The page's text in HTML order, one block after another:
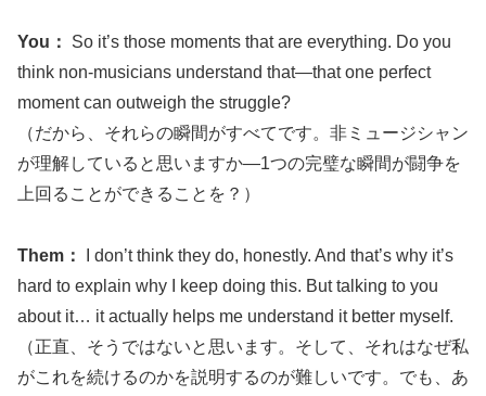
You：
So it’s those moments that are everything. Do you
think non-musicians understand that—that one perfect
moment can outweigh the struggle?
（だから、それらの瞬間がすべてです。非ミュージシャン
が理解していると思いますか—1つの完璧な瞬間が闘争を
上回ることができることを？）
Them：
I don’t think they do, honestly. And that’s why it’s
hard to explain why I keep doing this. But talking to you
about it… it actually helps me understand it better myself.
（正直、そうではないと思います。そして、それはなぜ私
がこれを続けるのかを説明するのが難しいです。でも、あ